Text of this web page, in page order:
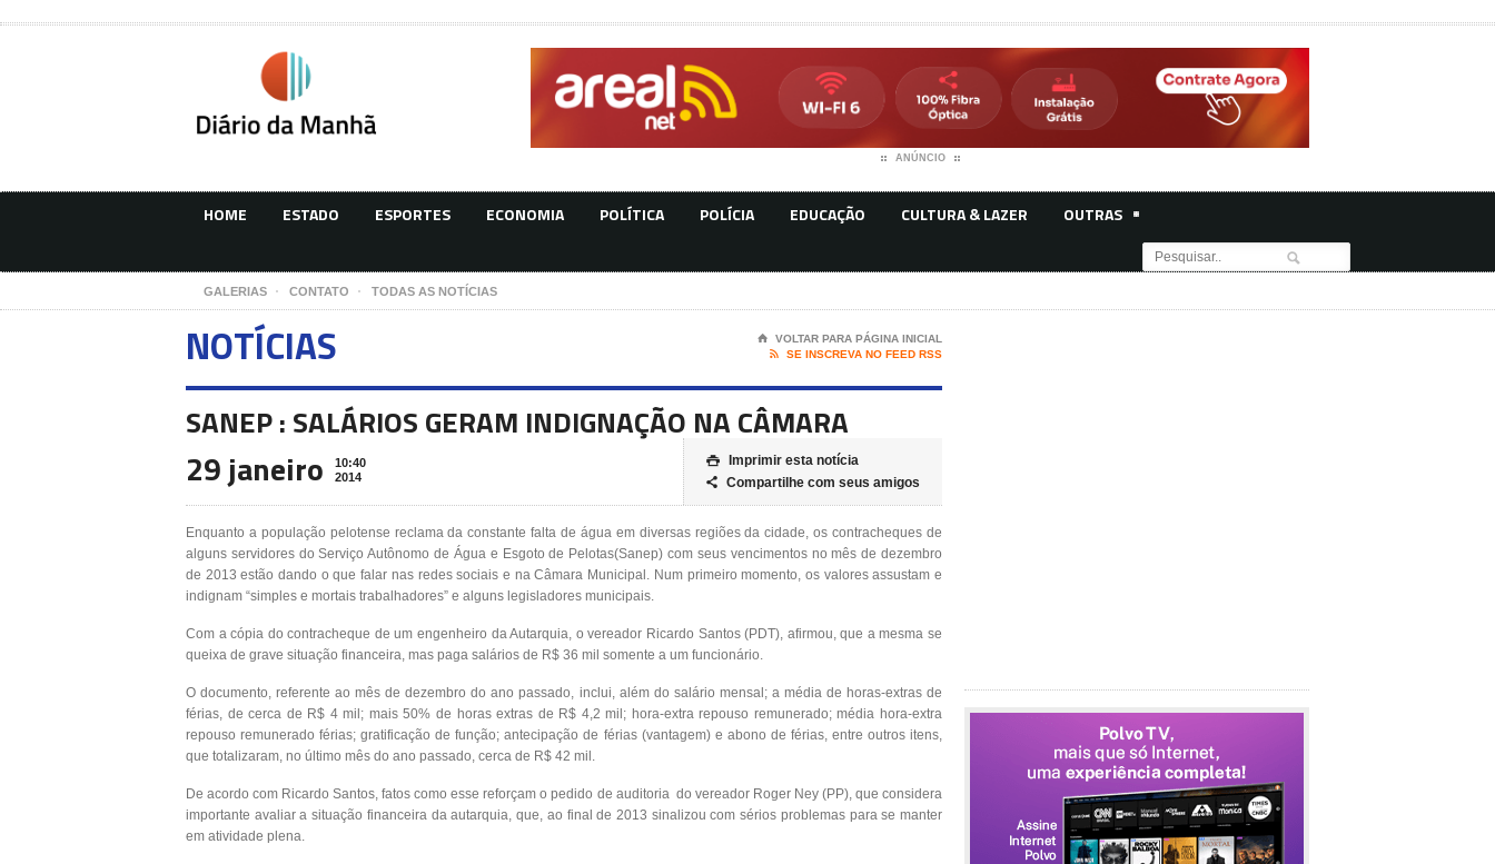
ANÚNCIO
HOME ESTADO ESPORTES ECONOMIA POLÍTICA POLÍCIA EDUCAÇÃO CULTURA & LAZER OUTRAS
GALERIAS CONTATO TODAS AS NOTÍCIAS
NOTÍCIAS ⌂
VOLTAR PARA PÁGINA INICIAL

SE INSCREVA NO FEED RSS
SANEP : SALÁRIOS GERAM INDIGNAÇÃO NA CÂMARA
29 janeiro
10:40
2014
 Imprimir esta notícia
 Compartilhe com seus amigos
Enquanto a população pelotense reclama da constante falta de água em diversas regiões da cidade, os contracheques de
alguns servidores do Serviço Autônomo de Água e Esgoto de Pelotas(Sanep) com seus vencimentos no mês de dezembro
de 2013 estão dando o que falar nas redes sociais e na Câmara Municipal. Num primeiro momento, os valores assustam e
indignam “simples e mortais trabalhadores” e alguns legisladores municipais.
Com a cópia do contracheque de um engenheiro da Autarquia, o vereador Ricardo Santos (PDT), afirmou, que a mesma se
queixa de grave situação financeira, mas paga salários de R$ 36 mil somente a um funcionário.
O documento, referente ao mês de dezembro do ano passado, inclui, além do salário mensal; a média de horas-extras de
férias, de cerca de R$ 4 mil; mais 50% de horas extras de R$ 4,2 mil; hora-extra repouso remunerado; média hora-extra
repouso remunerado férias; gratificação de função; antecipação de férias (vantagem) e abono de férias, entre outros itens,
que totalizaram, no último mês do ano passado, cerca de R$ 42 mil.
De acordo com Ricardo Santos, fatos como esse reforçam o pedido de auditoria do vereador Roger Ney (PP), que considera
importante avaliar a situação financeira da autarquia, que, ao final de 2013 sinalizou com sérios problemas para se manter
em atividade plena.